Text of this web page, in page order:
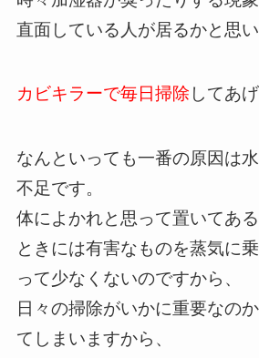
直面している人が居るかと思い
カビキラーで毎日掃除 してあ
なんといっても一番の原因は
不足です。
体によかれと思って置いてある
ときには有害なものを蒸気に
って少なくないのですから、
日々の掃除がいかに重要なの
てしまいますから、